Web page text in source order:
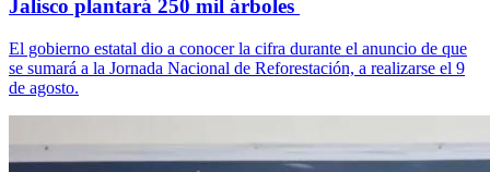
Jalisco plantará 250 mil árboles
El gobierno estatal dio a conocer la cifra durante el anuncio de que
se sumará a la Jornada Nacional de Reforestación, a realizarse el 9
de agosto.